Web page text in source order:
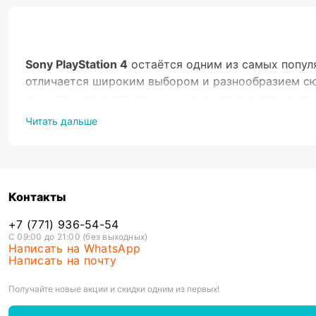
Sony PlayStation 4 остаётся одним из самых
отличается широким выбором и разнообразием
выживание в виртуальных мирах, космические
PS4
продвинутая - Playstation 4 Pro, она
процессом Традиционно управление героями,
дополнительные интерактивные элементы,
версия на одного пользователя, то персонаж
рассчитывались машиной на основании своих
цифровой вселенной. Многопользовательские
игроков. Они могут соревноваться командами
Читать дальше
Контакты
+7 (771) 936-54-54
С 09:00 до 21:00 (без выходных)
Написать на WhatsApp
Написать на почту
Получайте новые акции и скидки одним из первых!